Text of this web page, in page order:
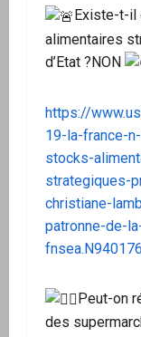
Existe-t-
alimentaires
d’Etat ?NON
https://
19-la-france-
stocks-
strategiques-
christiane-
patronne-de-
fnsea.N940176
Peut-on
des